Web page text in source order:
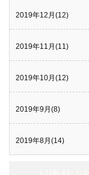
2019年12月(12)
2019年11月(11)
2019年10月(12)
2019年9月(8)
2019年8月(14)